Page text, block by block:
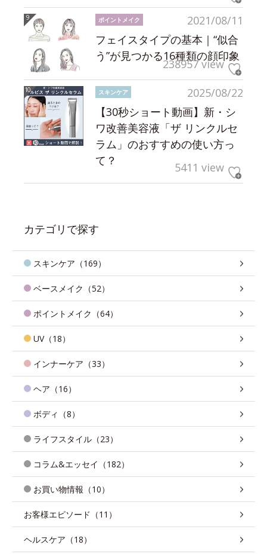
2021/08/11
ポイントメイク
フェイスタイプの基本｜“似合
う”が見つかる16種類の顔印象
238957 view
2025/08/22
スキンケア
【30秒ショート動画】新・シ
ワ改善美容液「ザ リンクルセ
ラム」のおすすめの使い方っ
て？
5411 view
カテゴリで探す
スキンケア（169）
ベースメイク（52）
ポイントメイク（64）
UV（18）
インナーケア（33）
ヘア（16）
ボディ（8）
ライフスタイル（23）
コラム&エッセイ（182）
お買い物情報（10）
お客様エピソード（11）
ヘルスケア（18）